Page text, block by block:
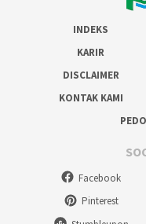
INDEKS
KARIR
DISCLAIMER
KONTAK KAMI
Facebook
Pinterest